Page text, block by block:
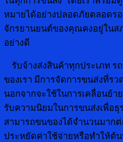
หมายได้อย่างปลอดภัยตลอดรอ
จักรยานยนต์ของคุณคงอยู่ในส
อย่างดี
รับจ้างส่งสินค้าทุกประเภท ร
ของเรา มีการจัดการขนส่งที่รว
นอกจากจะใช้ในการเคลื่อนย้า
รับความนิยมในการขนส่งเพื่อ
สามารถขนของได้จำนวนมากต่
ประหยัดค่าใช้จ่ายหรือทำให้ต้